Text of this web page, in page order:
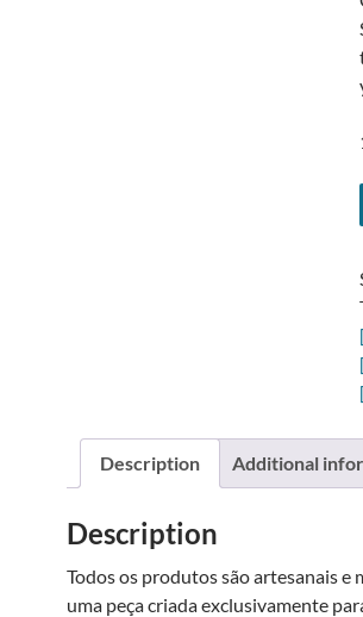
-
Description Additional
Description
Todos os produtos são artesanais e
uma peça criada exclusivamente